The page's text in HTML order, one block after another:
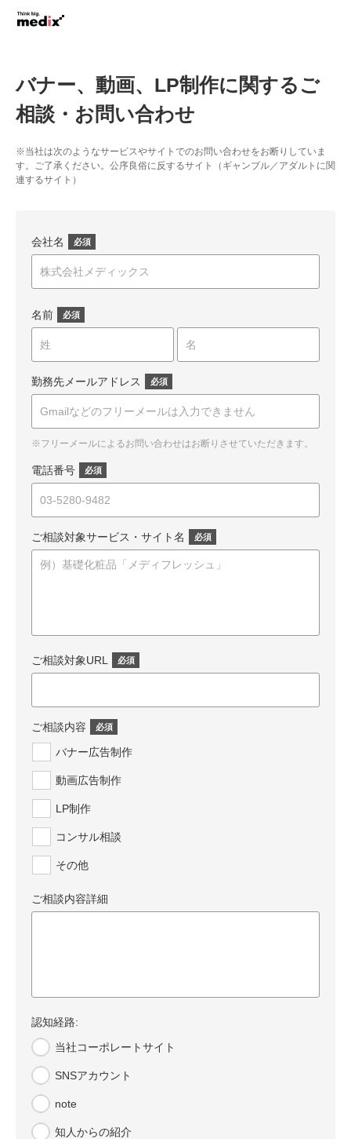
バナー、動画、LP制作に関するご
相談・お問い合わせ
※当社は次のようなサービスやサイトでのお問い合わせをお断りしていま
す。ご了承ください。公序良俗に反するサイト（ギャンブル／アダルトに関
連するサイト）
*
会社名
*
名前
*
勤務先メールアドレス
※フリーメールによるお問い合わせはお断りさせていただきます。
*
電話番号
*
ご相談対象サービス・サイト名
*
ご相談対象URL
ご相談内容
バナー広告制作
動画広告制作
LP制作
コンサル相談
その他
ご相談内容詳細
認知経路:
当社コーポレートサイト
SNSアカウント
note
知人からの紹介